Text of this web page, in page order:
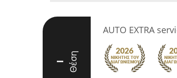
I Θέση
AUTO EXTRA